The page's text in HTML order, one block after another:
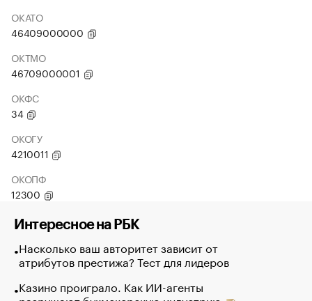
ОКАТО
46409000000
ОКТМО
46709000001
ОКФС
34
ОКОГУ
4210011
ОКОПФ
12300
Интересное на РБК
Насколько ваш авторитет зависит от
атрибутов престижа? Тест для лидеров
Казино проиграло. Как ИИ-агенты